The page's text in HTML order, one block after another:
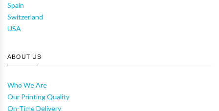
Spain
Switzerland
USA
ABOUT US
Who We Are
Our Printing Quality
On-Time Delivery